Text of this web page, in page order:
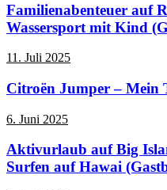
Familienabenteuer auf
Wassersport mit Kind
11. Juli 2025
Citroën Jumper – Mein
6. Juni 2025
Aktivurlaub auf Big
Surfen auf Hawai